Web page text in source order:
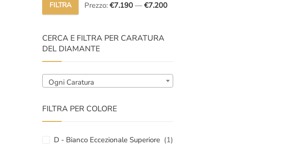
Prezzo
Prezzo
FILTRA Prezzo: €7.190 — €7.200
CERCA E FILTRA PER CARATURA
DEL DIAMANTE
Ogni Caratura
FILTRA PER COLORE
D - Bianco Eccezionale Superiore (1)